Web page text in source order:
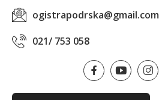
ogistrapodrska@gmail.com
021/ 753 058